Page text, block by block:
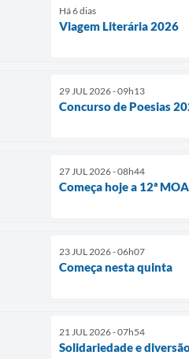
Há 6 dias
Viagem Literária 2026
29 JUL 2026 - 09h13
Concurso de Poesias
27 JUL 2026 - 08h44
Começa hoje a 12ª
23 JUL 2026 - 06h07
Começa nesta quinta
21 JUL 2026 - 07h54
Solidariedade e